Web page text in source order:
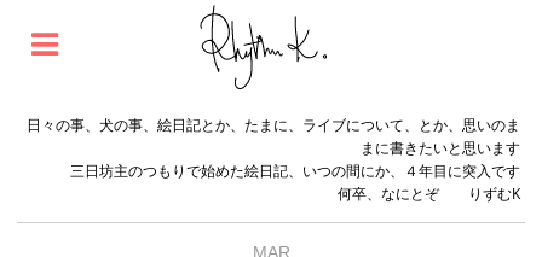
日々の事、犬の事、絵日記とか、たまに、ライブについて、とか、思いのま
まに書きたいと思います
三日坊主のつもりで始めた絵日記、いつの間にか、４年目に突入です
何卒、なにとぞ りずむK
MAR